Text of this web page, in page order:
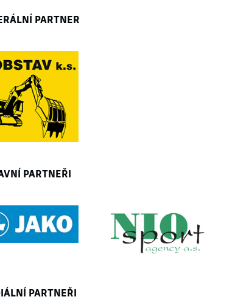
PARTNER
PARTNEŘI
PARTNEŘI